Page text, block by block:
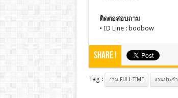
ติดต่อสอบถาม
• ID Line : boobow
Share !
Tag : ง่าน FULL TIME งานประจํา